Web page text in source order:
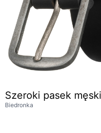
Szeroki pasek
Biedronka